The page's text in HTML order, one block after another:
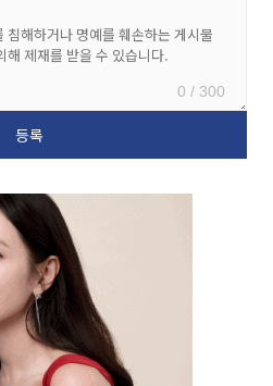
0 / 300